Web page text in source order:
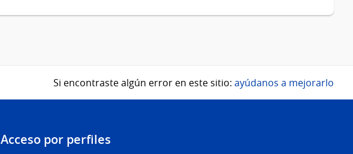
Si encontraste algún error en este sitio: ayúdanos a mejorarlo
Acceso por perfiles